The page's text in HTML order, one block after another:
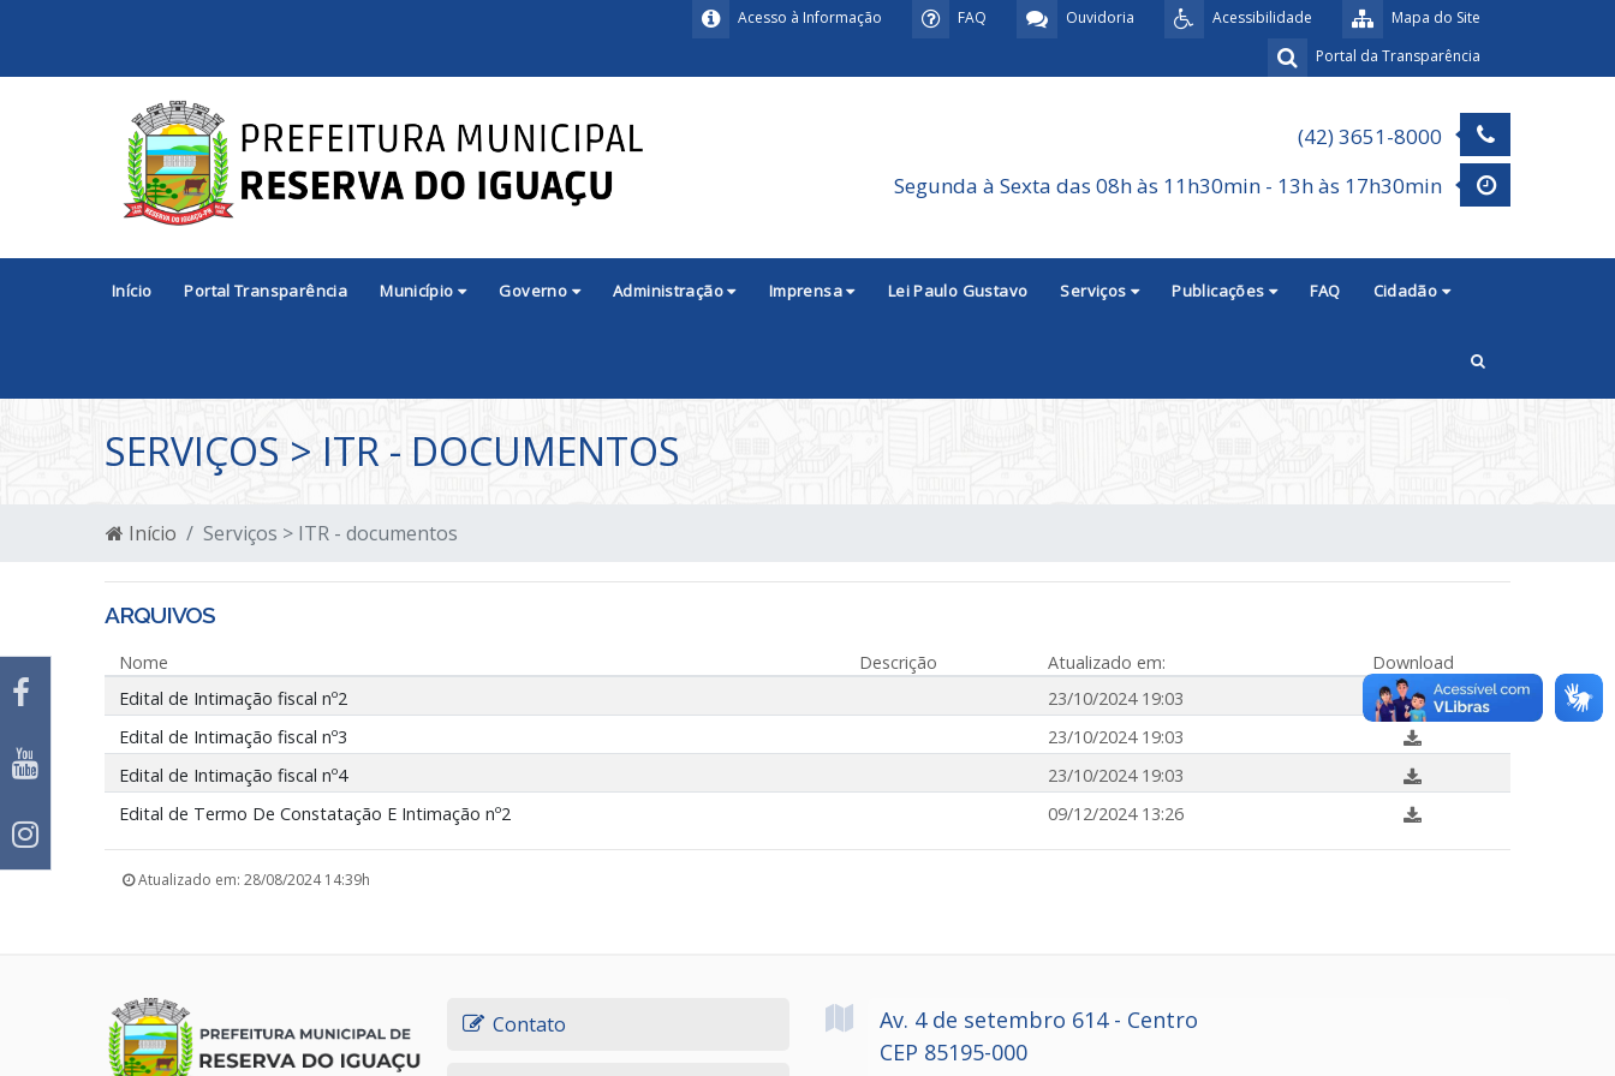
Mapa do Site
Acessibilidade
Ouvidoria
FAQ
Acesso à Informação
Portal da Transparência
(42) 3651-8000
Segunda à Sexta das 08h às 11h30min - 13h às 17h30min
Início Portal Transparência Município Governo Administração Imprensa Lei Paulo Gustavo Serviços Publicações FAQ Cidadão
SERVIÇOS > ITR - DOCUMENTOS
Início Serviços > ITR - documentos
ARQUIVOS
Nome Descrição Atualizado em:
Download
Edital de Intimação fiscal nº2
23/10/2024 19:03
Edital de Intimação fiscal nº3
23/10/2024 19:03
Edital de Intimação fiscal nº4
23/10/2024 19:03
Edital de Termo De Constatação E Intimação nº2
09/12/2024 13:26
Atualizado em: 28/08/2024 14:39h
Contato Av. 4 de setembro 614 - Centro
CEP 85195-000